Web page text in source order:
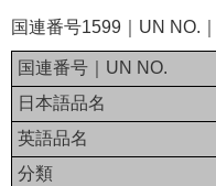
国連番号1599｜UN NO.
国連番号｜UN NO.
日本語品名
英語品名
分類